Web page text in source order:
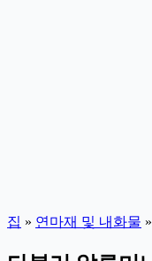
집 » 연마재 및 내화물 »